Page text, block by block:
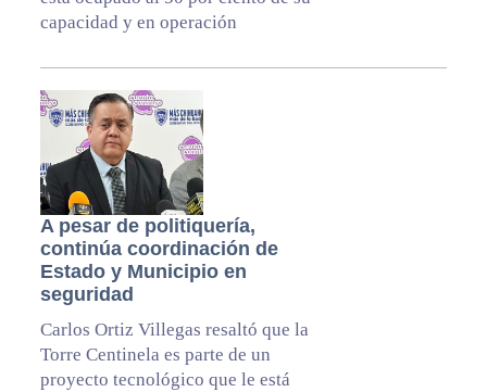
capacidad y en operación
A pesar de politiquería,
continúa coordinación de
Estado y Municipio en
seguridad
Carlos Ortiz Villegas resaltó que la
Torre Centinela es parte de un
proyecto tecnológico que le está